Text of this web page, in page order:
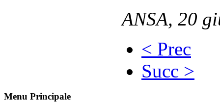
ANSA, 20
< Prec
Succ >
Menu Principale